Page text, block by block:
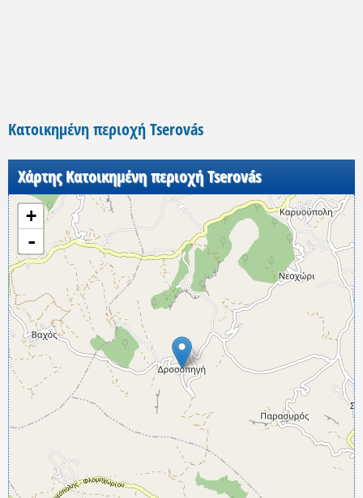
Κατοικημένη περιοχή Tserovás
Χάρτης Κατοικημένη περιοχή Tserovás
+
-